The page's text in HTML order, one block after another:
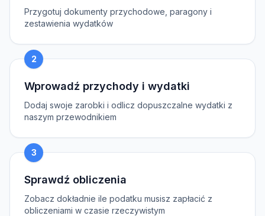
Przygotuj dokumenty przychodowe, paragony i
zestawienia wydatków
2
Wprowadź przychody i wydatki
Dodaj swoje zarobki i odlicz dopuszczalne wydatki z
naszym przewodnikiem
3
Sprawdź obliczenia
Zobacz dokładnie ile podatku musisz zapłacić z
obliczeniami w czasie rzeczywistym